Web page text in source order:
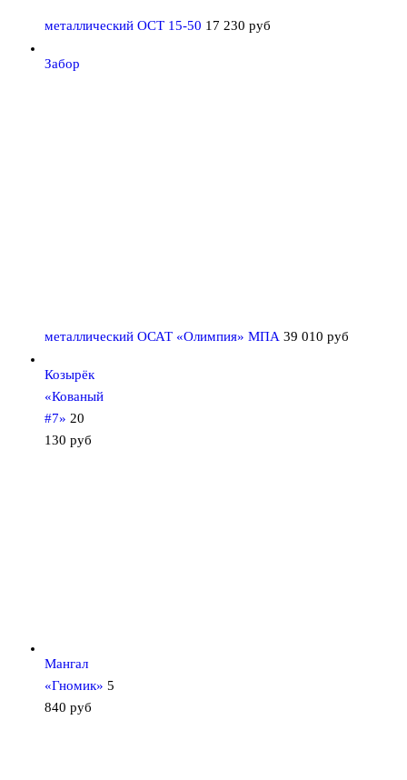
металлический ОСТ 15-50 17 230 руб
Забор
металлический ОСАТ «Олимпия» МПА 39 010 руб
Козырёк
«Кованый
#7» 20
130 руб
Мангал
«Гномик» 5
840 руб